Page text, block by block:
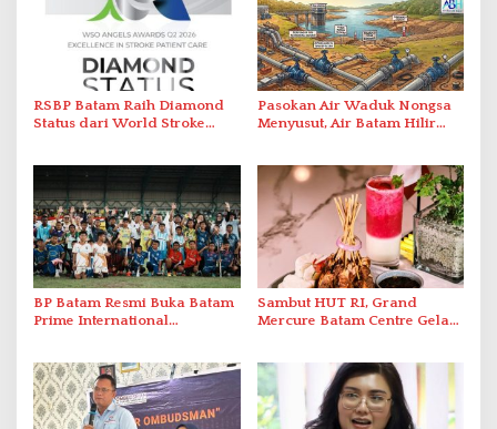
RSBP Batam Raih Diamond
Status dari World Stroke
Berstandar Internasional
Pasokan Air Waduk Nongsa
Menyusut, Air Batam Hilir
BP Batam Resmi Buka Batam
Prime International
Abdul Jamal
Sambut HUT RI, Grand
Mercure Batam Centre Gelar